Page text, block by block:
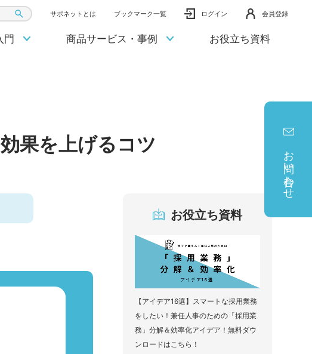
サポネットとは ブックマーク一覧 ログイン 会員登録
門 商品サービス・事例 お役立ち資料
お問い合わせ
果を上げるコツ
お役立ち資料
【アイデア16選】スマートな採用業務
をしたい！兼任人事のための「採用業
務」分解＆効率化アイデア！無料ダウ
ンロードはこちら！